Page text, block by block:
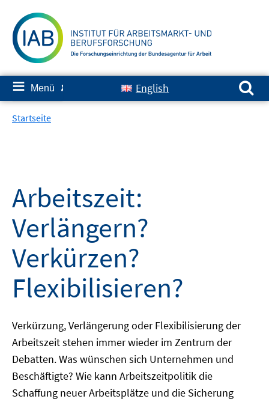
zum
Inhalt
≡ Menü ✘ English
Suchen nach:
Startseite
Arbeitszeit:
Verlängern?
Verkürzen?
Flexibilisieren?
Verkürzung, Verlängerung oder Flexibilisierung der
Arbeitszeit stehen immer wieder im Zentrum der
Debatten. Was wünschen sich Unternehmen und
Beschäftigte? Wie kann Arbeitszeitpolitik die
Schaffung neuer Arbeitsplätze und die Sicherung